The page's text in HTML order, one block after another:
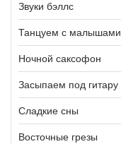
Звуки бэллс
Танцуем с малышами
Ночной саксофон
Засыпаем под гитару
Сладкие сны
Восточные грезы